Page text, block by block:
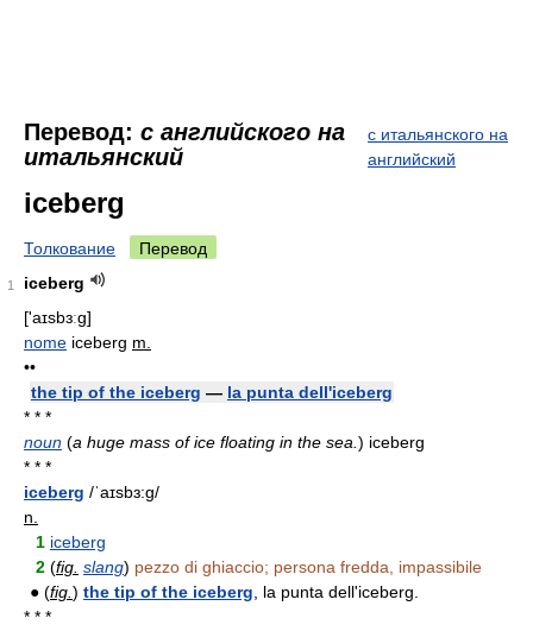
Перевод: с английского на
итальянский
с итальянского на
английский
iceberg
Толкование Перевод
1
iceberg
['aɪsbɜːg]
nome iceberg m.
••
the tip of the iceberg — la punta dell'iceberg
* * *
noun (a huge mass of ice floating in the sea. ) iceberg
* * *
iceberg /ˈaɪsbɜ:g/
n.
1 iceberg
2 (fig. slang) pezzo di ghiaccio; persona fredda, impassibile
● (fig. ) the tip of the iceberg , la punta dell'iceberg.
* * *